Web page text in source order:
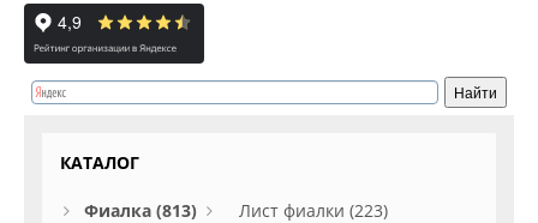
КАТАЛОГ
Фиалка (813)
Лист фиалки (223)